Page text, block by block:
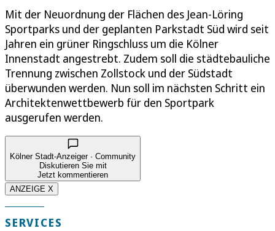
Mit der Neuordnung der Flächen des Jean-Löring
Sportparks und der geplanten Parkstadt Süd wird seit
Jahren ein grüner Ringschluss um die Kölner
Innenstadt angestrebt. Zudem soll die städtebauliche
Trennung zwischen Zollstock und der Südstadt
überwunden werden. Nun soll im nächsten Schritt ein
Architektenwettbewerb für den Sportpark
ausgerufen werden.
Kölner Stadt-Anzeiger · Community
Diskutieren Sie mit
Jetzt kommentieren
ANZEIGE X
SERVICES